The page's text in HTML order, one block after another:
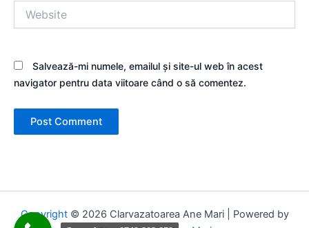
Salvează-mi numele, emailul și site-ul web în acest
navigator pentru data viitoare când o să comentez.
Copyright© 2026 Clarvazatoarea Ane Mari | Powered by